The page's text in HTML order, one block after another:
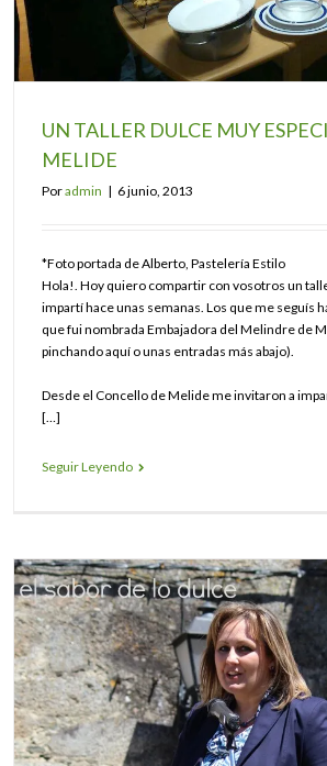
UN TALLER DULCE MUY
MELIDE
Poradmin | 6 junio, 2013
*Foto portada de Alberto, Pastelería Estilo
Hola!. Hoy quiero compartir con vosotros un
impartí hace unas semanas. Los que me seguís
que fui nombrada Embajadora del Melindre de
pinchando aquí o unas entradas más abajo).
Desde el Concello de Melide me invitaron a
[…]
Seguir Leyendo